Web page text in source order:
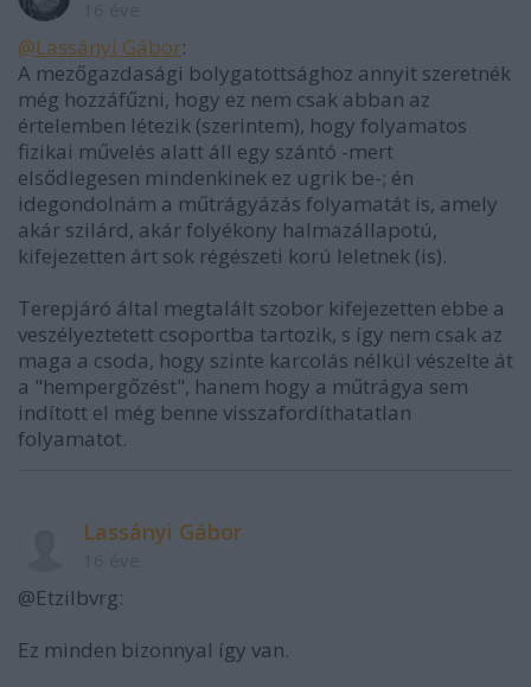
@Lassányi Gábor:
A mezőgazdasági bolygatottsághoz annyit szeretnék
még hozzáfűzni, hogy ez nem csak abban az
értelemben létezik (szerintem), hogy folyamatos
fizikai művelés alatt áll egy szántó -mert
elsődlegesen mindenkinek ez ugrik be-; én
idegondolnám a műtrágyázás folyamatát is, amely
akár szilárd, akár folyékony halmazállapotú,
kifejezetten árt sok régészeti korú leletnek (is).
Terepjáró által megtalált szobor kifejezetten ebbe a
veszélyeztetett csoportba tartozik, s így nem csak az
maga a csoda, hogy szinte karcolás nélkül vészelte át
a "hempergőzést", hanem hogy a műtrágya sem
indított el még benne visszafordíthatatlan
folyamatot.
Lassányi Gábor
@Etzilbvrg:
Ez minden bizonnyal így van.